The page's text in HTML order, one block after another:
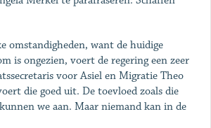
omstandigheden, want de huidige
is ongezien, voert de regering een zeer
voor Asiel en Migratie Theo
die goed uit. De toevloed zoals die
we aan. Maar niemand kan in de